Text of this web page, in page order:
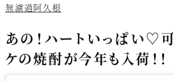
無濾過阿久根
あの！ハートいっぱい♡
ケの焼酎が今年も入荷！！